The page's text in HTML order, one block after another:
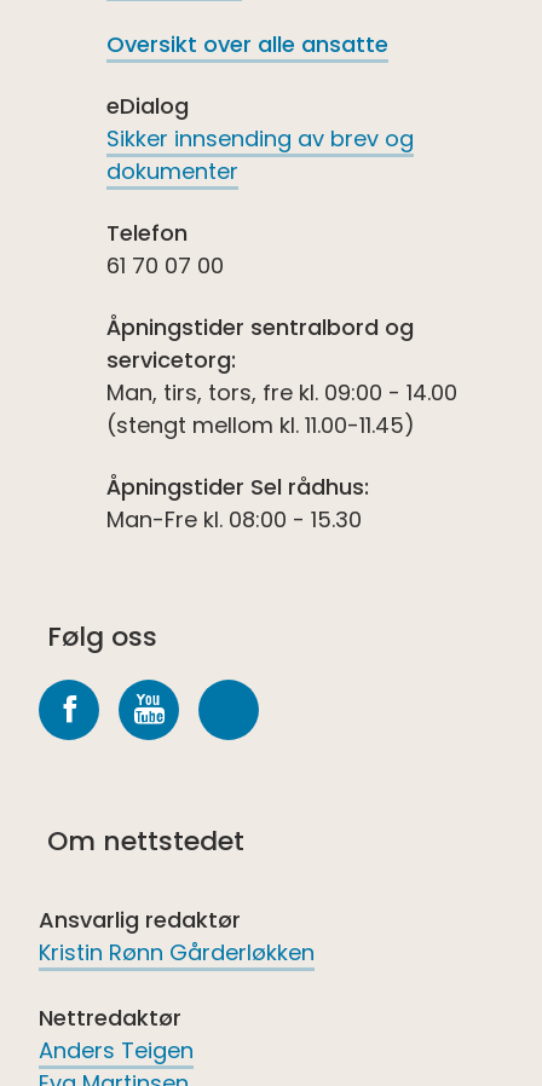
Oversikt over alle ansatte
eDialog
Sikker innsending av brev og
dokumenter
Telefon
61 70 07 00
Åpningstider sentralbord og
servicetorg:
Man, tirs, tors, fre kl. 09:00 - 14.00
(stengt mellom kl. 11.00-11.45)
Åpningstider Sel rådhus:
Man-Fre kl. 08:00 - 15.30
Følg oss
FacebookyoutubeSpotify
Om nettstedet
Ansvarlig redaktør
Kristin Rønn Gårderløkken
Nettredaktør
Anders Teigen